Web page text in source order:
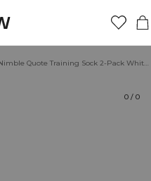
Nimble Quote Training Sock 2-Pack White/Yellow
0 / 0